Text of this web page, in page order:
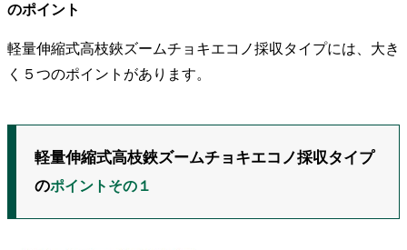
のポイント
軽量伸縮式高枝鋏ズームチョキエコノ採収タイプには、大き
く５つのポイントがあります。
軽量伸縮式高枝鋏ズームチョキエコノ採収タイプ
のポイントその１